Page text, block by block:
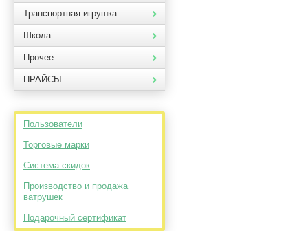
Транспортная игрушка
Школа
Прочее
ПРАЙСЫ
Пользователи
Торговые марки
Система скидок
Производство и продажа
ватрушек
Подарочный сертификат